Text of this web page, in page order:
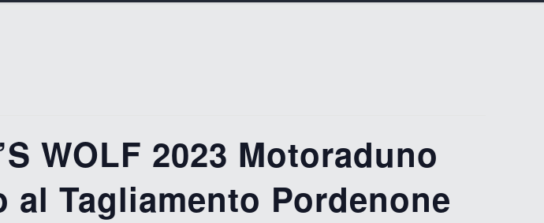
WOLF 2023 Motoraduno
Tagliamento Pordenone